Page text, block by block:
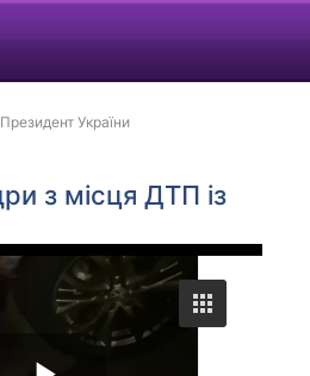
Президент України
з місця ДТП із